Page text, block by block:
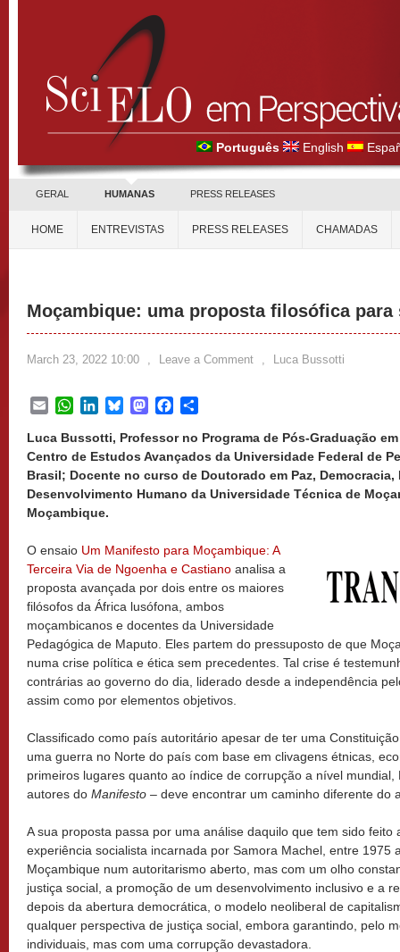
Português English
GERAL HUMANAS PRESS RELEASES
HOME ENTREVISTAS PRESS RELEASES CHAMADAS
Moçambique: uma proposta filosófica para
March 23, 2022 10:00 , Leave a Comment , Luca Bussotti
EmailWhatsApp
LinkedInBlueskyMastodonFacebook
Luca Bussotti, Professor no Programa de Pós-Graduação
Centro de Estudos Avançados da Universidade Federal de
Brasil; Docente no curso de Doutorado em Paz,
Desenvolvimento Humano da Universidade Técnica de
Moçambique.
O ensaio Um Manifesto para Moçambique: A
Terceira Via de Ngoenha e Castiano analisa a
proposta avançada por dois entre os maiores
filósofos da África lusófona, ambos
moçambicanos e docentes da Universidade
Pedagógica de Maputo. Eles partem do pressuposto de que
numa crise política e ética sem precedentes. Tal crise é
contrárias ao governo do dia, liderado desde a independência
assim como por elementos objetivos.
Classificado como país autoritário apesar de ter uma
uma guerra no Norte do país com base em clivagens étnicas,
primeiros lugares quanto ao índice de corrupção a nível
autores do Manifesto – deve encontrar um caminho diferente do
A sua proposta passa por uma análise daquilo que tem sido feito
experiência socialista incarnada por Samora Machel, entre 1975
Moçambique num autoritarismo aberto, mas com um olho
justiça social, a promoção de um desenvolvimento inclusivo e a
depois da abertura democrática, o modelo neoliberal de
qualquer perspectiva de justiça social, embora garantindo, pelo
individuais, mas com uma corrupção devastadora.